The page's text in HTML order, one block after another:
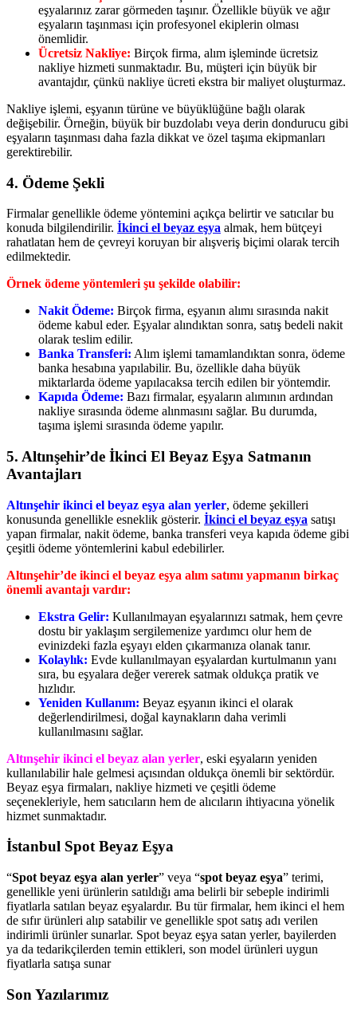
eşyalarınız zarar görmeden taşınır. Özellikle büyük ve ağır
eşyaların taşınması için profesyonel ekiplerin olması
önemlidir.
Ücretsiz Nakliye: Birçok firma, alım işleminde ücretsiz
nakliye hizmeti sunmaktadır. Bu, müşteri için büyük bir
avantajdır, çünkü nakliye ücreti ekstra bir maliyet oluşturmaz.
Nakliye işlemi, eşyanın türüne ve büyüklüğüne bağlı olarak
değişebilir. Örneğin, büyük bir buzdolabı veya derin dondurucu gibi
eşyaların taşınması daha fazla dikkat ve özel taşıma ekipmanları
gerektirebilir.
4. Ödeme Şekli
Firmalar genellikle ödeme yöntemini açıkça belirtir ve satıcılar bu
konuda bilgilendirilir. İkinci el beyaz eşya almak, hem bütçeyi
rahatlatan hem de çevreyi koruyan bir alışveriş biçimi olarak tercih
edilmektedir.
Örnek ödeme yöntemleri şu şekilde olabilir:
Nakit Ödeme: Birçok firma, eşyanın alımı sırasında nakit
ödeme kabul eder. Eşyalar alındıktan sonra, satış bedeli nakit
olarak teslim edilir.
Banka Transferi: Alım işlemi tamamlandıktan sonra, ödeme
banka hesabına yapılabilir. Bu, özellikle daha büyük
miktarlarda ödeme yapılacaksa tercih edilen bir yöntemdir.
Kapıda Ödeme: Bazı firmalar, eşyaların alımının ardından
nakliye sırasında ödeme alınmasını sağlar. Bu durumda,
taşıma işlemi sırasında ödeme yapılır.
5. Altınşehir’de İkinci El Beyaz Eşya Satmanın
Avantajları
Altınşehir ikinci el beyaz eşya alan yerler, ödeme şekilleri
konusunda genellikle esneklik gösterir. İkinci el beyaz eşya satışı
yapan firmalar, nakit ödeme, banka transferi veya kapıda ödeme gibi
çeşitli ödeme yöntemlerini kabul edebilirler.
Altınşehir’de ikinci el beyaz eşya alım satımı yapmanın birkaç
önemli avantajı vardır:
Ekstra Gelir: Kullanılmayan eşyalarınızı satmak, hem çevre
dostu bir yaklaşım sergilemenize yardımcı olur hem de
evinizdeki fazla eşyayı elden çıkarmanıza olanak tanır.
Kolaylık: Evde kullanılmayan eşyalardan kurtulmanın yanı
sıra, bu eşyalara değer vererek satmak oldukça pratik ve
hızlıdır.
Yeniden Kullanım: Beyaz eşyanın ikinci el olarak
değerlendirilmesi, doğal kaynakların daha verimli
kullanılmasını sağlar.
Altınşehir ikinci el beyaz alan yerler, eski eşyaların yeniden
kullanılabilir hale gelmesi açısından oldukça önemli bir sektördür.
Beyaz eşya firmaları, nakliye hizmeti ve çeşitli ödeme
seçenekleriyle, hem satıcıların hem de alıcıların ihtiyacına yönelik
hizmet sunmaktadır.
İstanbul Spot Beyaz Eşya
“Spot beyaz eşya alan yerler” veya “spot beyaz eşya” terimi,
genellikle yeni ürünlerin satıldığı ama belirli bir sebeple indirimli
fiyatlarla satılan beyaz eşyalardır. Bu tür firmalar, hem ikinci el hem
de sıfır ürünleri alıp satabilir ve genellikle spot satış adı verilen
indirimli ürünler sunarlar. Spot beyaz eşya satan yerler, bayilerden
ya da tedarikçilerden temin ettikleri, son model ürünleri uygun
fiyatlarla satışa sunar
Son Yazılarımız